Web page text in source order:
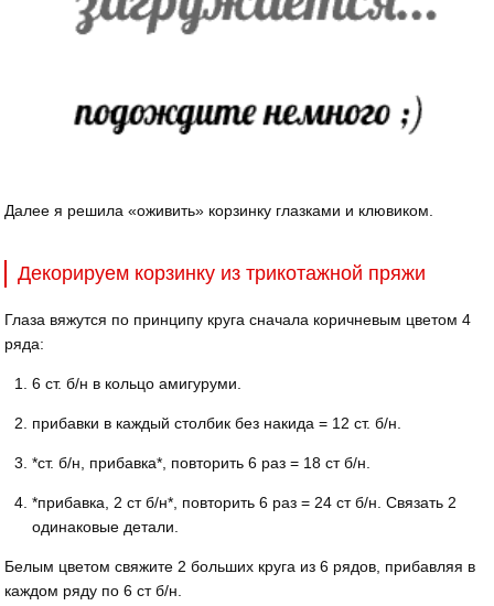
Далее я решила «оживить» корзинку глазками и клювиком.
Декорируем корзинку из трикотажной пряжи
Глаза вяжутся по принципу круга сначала коричневым цветом 4
ряда:
6 ст. б/н в кольцо амигуруми.
прибавки в каждый столбик без накида = 12 ст. б/н.
*ст. б/н, прибавка*, повторить 6 раз = 18 ст б/н.
*прибавка, 2 ст б/н*, повторить 6 раз = 24 ст б/н. Связать 2
одинаковые детали.
Белым цветом свяжите 2 больших круга из 6 рядов, прибавляя в
каждом ряду по 6 ст б/н.